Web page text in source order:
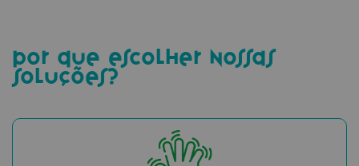
por que escolher nossas
soluções?